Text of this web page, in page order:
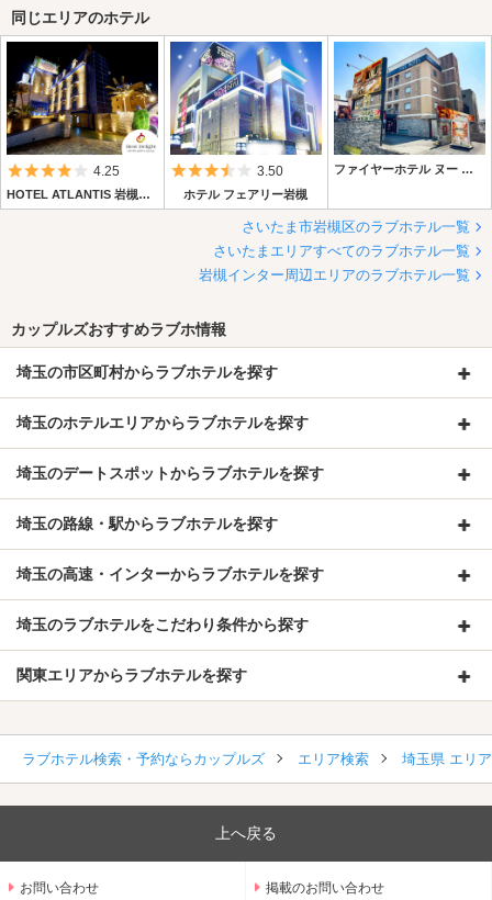
同じエリアのホテル
5つ星のうち4
4.25
HOTEL ATLANTIS 岩槻店 【Best Delight Group】
5つ星のうち3.5
3.50
ホテル フェアリー岩槻
ファイヤーホテル ヌー 岩槻
さいたま市岩槻区のラブホテル一覧
さいたまエリアすべてのラブホテル一覧
岩槻インター周辺エリアのラブホテル一覧
カップルズおすすめラブホ情報
埼玉の市区町村からラブホテルを探す
埼玉のホテルエリアからラブホテルを探す
埼玉のデートスポットからラブホテルを探す
埼玉の路線・駅からラブホテルを探す
埼玉の高速・インターからラブホテルを探す
埼玉のラブホテルをこだわり条件から探す
関東エリアからラブホテルを探す
ラブホテル検索・予約ならカップルズ エリア検索 埼玉県 エリ
上へ戻る
お問い合わせ 掲載のお問い合わせ